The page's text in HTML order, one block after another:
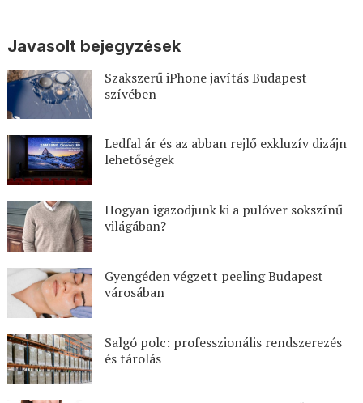
Javasolt bejegyzések
Szakszerű iPhone javítás Budapest
szívében
Ledfal ár és az abban rejlő exkluzív dizájn
lehetőségek
Hogyan igazodjunk ki a pulóver sokszínű
világában?
Gyengéden végzett peeling Budapest
városában
Salgó polc: professzionális rendszerezés
és tárolás